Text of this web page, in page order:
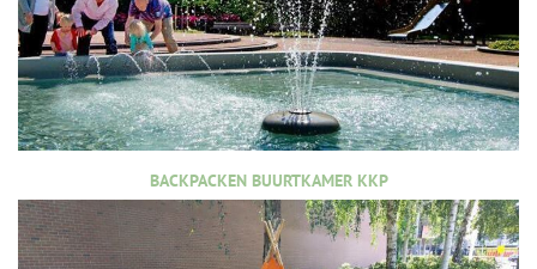
BACKPACKEN BUURTKAMER KKP